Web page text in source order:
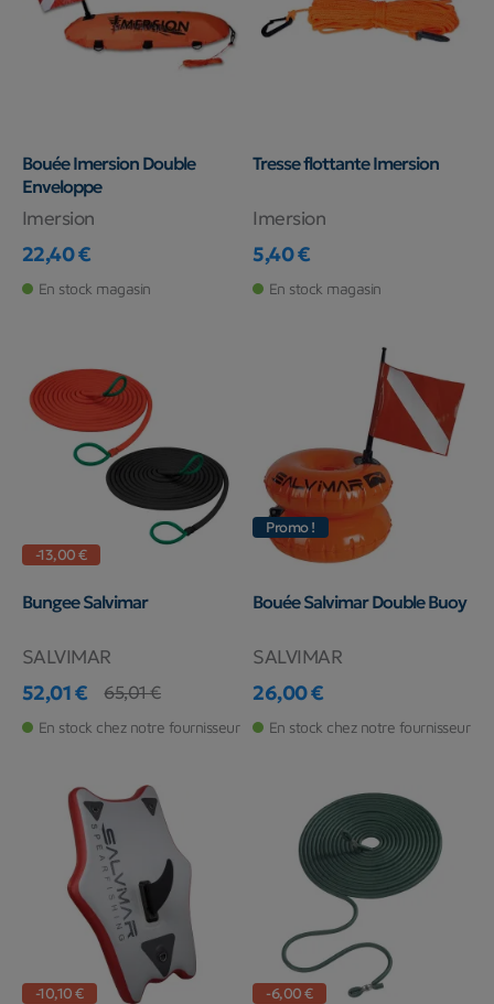
Bouée Imersion Double
Enveloppe
Imersion
Prix
22,40 €
En stock magasin
Tresse flottante Imersion
Imersion
Prix
5,40 €
En stock magasin
-13,00 €
Bungee Salvimar
SALVIMAR
Prix
52,01 €
Prix de base
65,01 €
En stock chez notre fournisseur
Promo !
Bouée Salvimar Double Buoy
SALVIMAR
Prix
26,00 €
En stock chez notre fournisseur
-10,10 € -6,00 €